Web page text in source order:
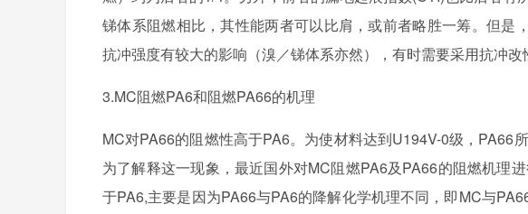
锑体系阻燃相比，其性能两者可以比肩，或前者略胜一筹。但是
抗冲强度有较大的影响（溴／锑体系亦然），有时需要采用抗冲改
3.MC阻燃PA6和阻燃PA66的机理
MC对PA66的阻燃性高于PA6。为使材料达到U194V-0级，PA66
为了解释这一现象，最近国外对MC阻燃PA6及PA66的阻燃机理
于PA6,主要是因为PA66与PA6的降解化学机理不同，即MC与